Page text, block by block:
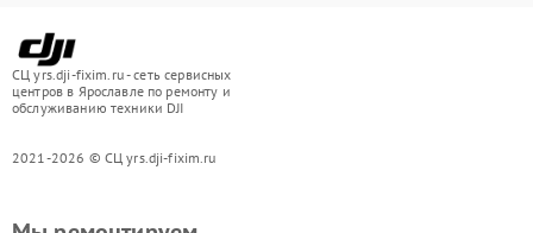
СЦ yrs.dji-fixim.ru - сеть сервисных
центров в Ярославле по ремонту и
обслуживанию техники DJI
2021-2026 © СЦ yrs.dji-fixim.ru